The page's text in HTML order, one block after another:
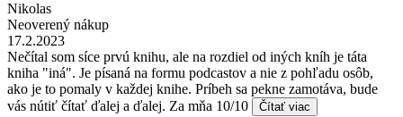
Nikolas
Neoverený nákup
17.2.2023
Nečítal som síce prvú knihu, ale na rozdiel od iných kníh je táta
kniha "iná". Je písaná na formu podcastov a nie z pohľadu osôb,
ako je to pomaly v každej knihe. Príbeh sa pekne zamotáva, bude
vás nútiť čítať ďalej a ďalej. Za mňa 10/10
Čítať viac